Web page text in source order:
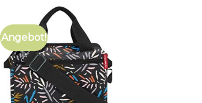
Angebot!